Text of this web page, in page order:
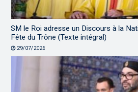
SM le Roi adresse un Discours à la
Fête du Trône (Texte intégral)
29/07/2026